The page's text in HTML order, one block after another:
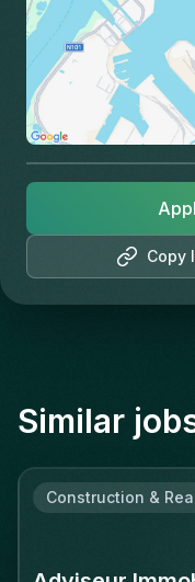
Copy
Similar
Construction &